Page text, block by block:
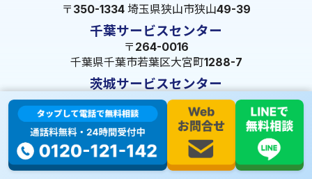
〒350-1334 埼玉県狭山市狭山49-39
千葉サービスセンター
〒264-0016
千葉県千葉市若葉区大宮町1288-7
茨城サービスセンター
〒309-1717 茨城県笠間市旭町322-2 102号
長野サービスセンター
〒380-0921 長野県長野市大字栗田653-141 皐月ビル
名古屋サービスセンター
〒455-0014 名古屋市港区港楽3-13-22